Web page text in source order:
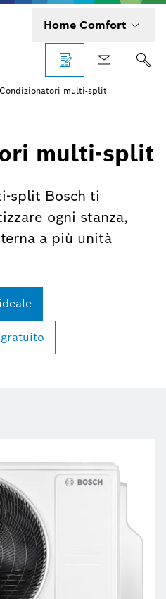
Home Comfort
Condizionatori multi-split
multi-split
split Bosch ti
ogni stanza,
a più unità